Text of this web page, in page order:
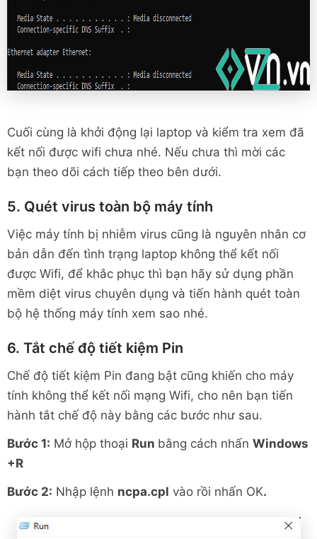
Cuối cùng là khởi động lại laptop và kiểm tra xem đã
kết nối được wifi chưa nhé. Nếu chưa thì mời các
bạn theo dõi cách tiếp theo bên dưới.
5. Quét virus toàn bộ máy tính
Việc máy tính bị nhiễm virus cũng là nguyên nhân cơ
bản dẫn đến tình trạng laptop không thể kết nối
được Wifi, để khắc phục thì bạn hãy sử dụng phần
mềm diệt virus chuyên dụng và tiến hành quét toàn
bộ hệ thống máy tính xem sao nhé.
6. Tắt chế độ tiết kiệm Pin
Chế độ tiết kiệm Pin đang bật cũng khiến cho máy
tính không thể kết nối mạng Wifi, cho nên bạn tiến
hành tắt chế độ này bằng các bước như sau.
Bước 1: Mở hộp thoại Run bằng cách nhấn Windows
+R
Bước 2: Nhập lệnh ncpa.cpl vào rồi nhấn OK.